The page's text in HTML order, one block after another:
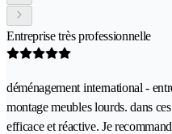
Entreprise très professionnelle
déménagement international -
montage meubles lourds. dans
efficace et réactive. Je